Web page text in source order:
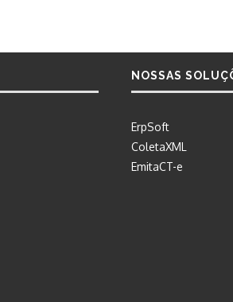
NOSSAS
ErpSoft
ColetaXML
EmitaCT-e